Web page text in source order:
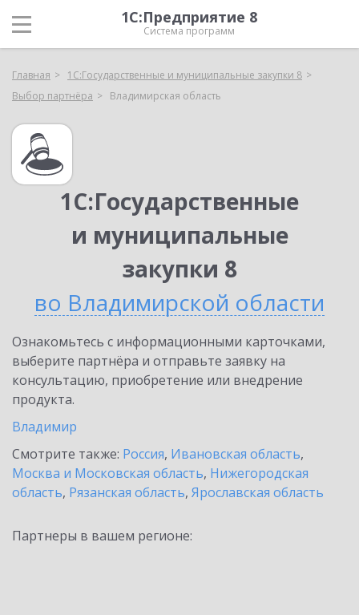
1С:Предприятие 8
Система программ
Главная
1С:Государственные и муниципальные закупки 8
Выбор партнёра
Владимирская область
1С:Государственные
и муниципальные
закупки 8
во Владимирской области
Ознакомьтесь с информационными карточками,
выберите партнёра и отправьте заявку на
консультацию, приобретение или внедрение
продукта.
Владимир
Смотрите также: Россия, Ивановская область,
Москва и Московская область, Нижегородская
область, Рязанская область, Ярославская область
Партнеры в вашем регионе: